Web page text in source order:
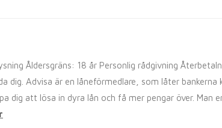
Åldersgräns: 18 år Personlig rådgivning
dig. Advisa är en låneförmedlare, som låter
dig att lösa in dyra lån och få mer pengar över. Man